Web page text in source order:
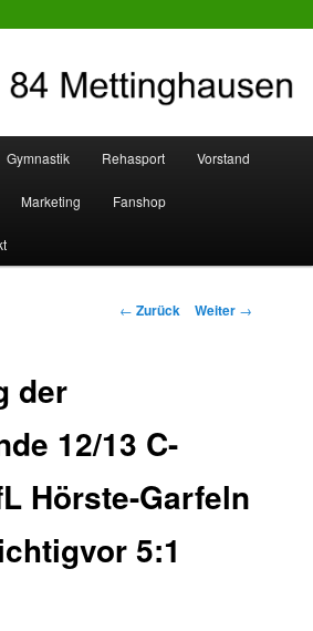
Gymnastik Rehasport Vorstand
Marketing Fanshop
Beitrags-
← Zurück Weiter →
der
12/13 C-
Hörste-Garfeln
5:1